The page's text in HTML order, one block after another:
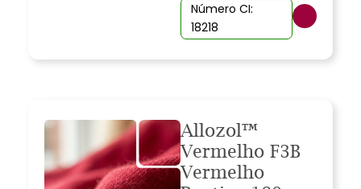
Número CI:
18218
Allozol™
Vermelho F3B
Vermelho